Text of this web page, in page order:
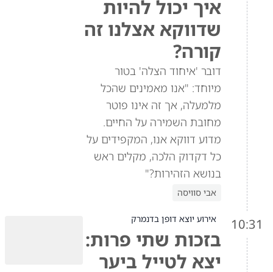
איך יכול להיות
שדווקא אצלנו זה
קורה?
דובר 'איחוד הצלה' בטור
מיוחד: "אנו מאמינים שהכל
מלמעלה, אך זה אינו פוטר
מחובת השמירה על החיים.
מדוע דווקא אנו, המקפידים על
כל דקדוק הלכה, מקלים ראש
בנושא הזהירות?"
אבי סוויסה
10:31 אירוע יוצא דופן בדנמרק
בזכות שתי פרות:
יצא לטייל ביער